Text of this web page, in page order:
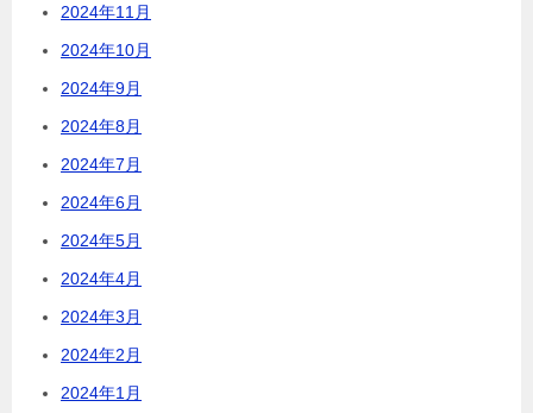
2024年11月
2024年10月
2024年9月
2024年8月
2024年7月
2024年6月
2024年5月
2024年4月
2024年3月
2024年2月
2024年1月